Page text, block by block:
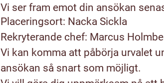
Vi ser fram emot din ansökan
Placeringsort: Nacka Sickla
Rekryterande chef: Marcus
Vi kan komma att påbörja urvalet
ansökan så snart som möjligt.